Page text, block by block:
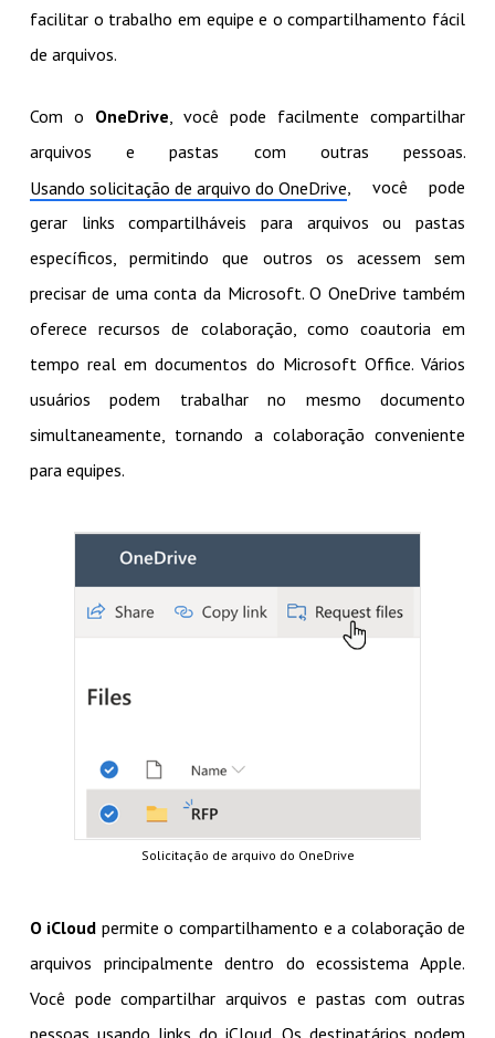
facilitar o trabalho em equipe e o compartilhamento fácil
de arquivos.
Com o OneDrive, você pode facilmente compartilhar
arquivos e pastas com outras pessoas.
Usando solicitação de arquivo do OneDrive, você pode
gerar links compartilháveis para arquivos ou pastas
específicos, permitindo que outros os acessem sem
precisar de uma conta da Microsoft. O OneDrive também
oferece recursos de colaboração, como coautoria em
tempo real em documentos do Microsoft Office. Vários
usuários podem trabalhar no mesmo documento
simultaneamente, tornando a colaboração conveniente
para equipes.
Solicitação de arquivo do OneDrive
O iCloud permite o compartilhamento e a colaboração de
arquivos principalmente dentro do ecossistema Apple.
Você pode compartilhar arquivos e pastas com outras